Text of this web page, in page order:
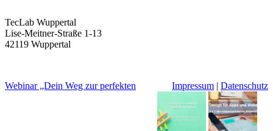
TecLab Wuppertal
Lise-Meitner-Straße 1-13
42119 Wuppertal
Impressum | Datenschutz
Webinar „Dein Weg zur perfekten